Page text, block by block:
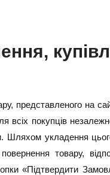
представленого на
всіх покупців
Шляхом укладення
товару,
«Підтвердити